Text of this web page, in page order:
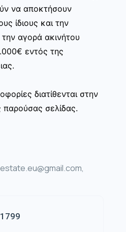
να αποκτήσουν
ίδιους και την
αγορά ακινήτου
εντός της
διατίθενται στην
παρούσας σελίδας.